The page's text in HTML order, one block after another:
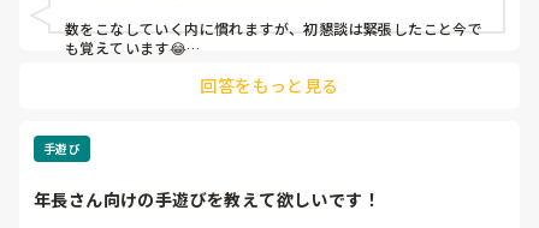
数をこなしていく内に慣れますが、初懇談は緊張したこと今で
も覚えています😂
個人懇談では良いことも悪いことも伝えないといけないですよ
ています。
ことも意識しています。
回答をもっと見る
手遊び
年長さん向けの手遊びを教えて欲しいです！